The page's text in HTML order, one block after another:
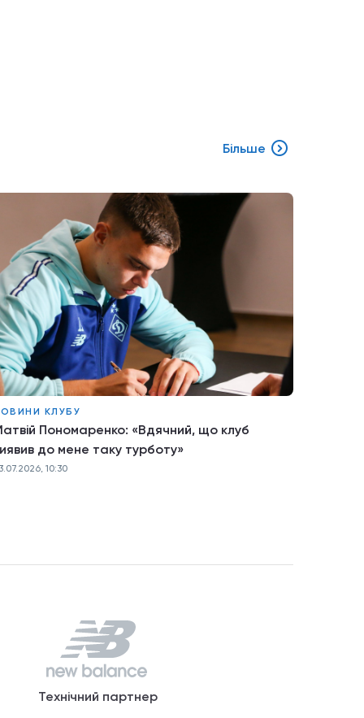
Більше
КЛУБУ
Пономаренко: «Вдячний, що клуб
до мене таку турботу»
10:30
Технічний партнер